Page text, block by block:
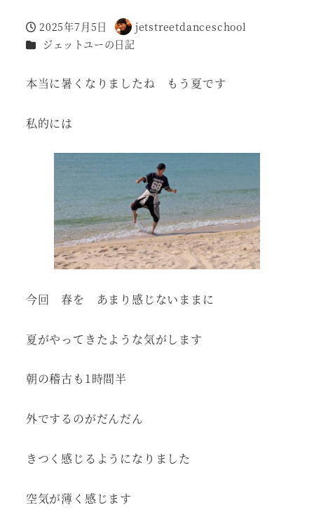
投稿日
2025年7月5日
著
者
jetstreetdanceschool
カテゴリー
ジェットユーの日記
本当に暑くなりましたね もう夏です
私的には
今回 春を あまり感じないままに
夏がやってきたような気がします
朝の稽古も1時間半
外でするのがだんだん
きつく感じるようになりました
空気が薄く感じます